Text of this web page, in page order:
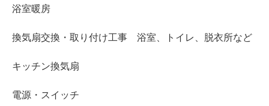
浴室暖房
換気扇交換・取り付け工事 浴室、トイレ、脱衣所など
キッチン換気扇
電源・スイッチ